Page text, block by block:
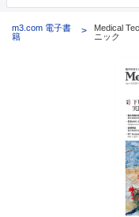
m3.com 電子書
籍
Medical
ニック